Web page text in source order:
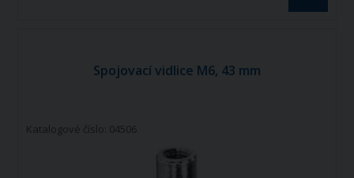
Spojovací vidlice M6, 43 mm
Katalogové číslo: 04506